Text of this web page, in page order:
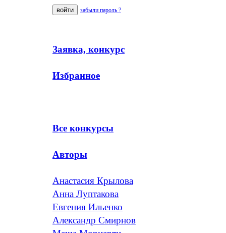
забыли пароль ?
Заявка, конкурс
Избранное
Все конкурсы
Авторы
Анастасия Крылова
Анна Луптакова
Евгения Ильенко
Александр Смирнов